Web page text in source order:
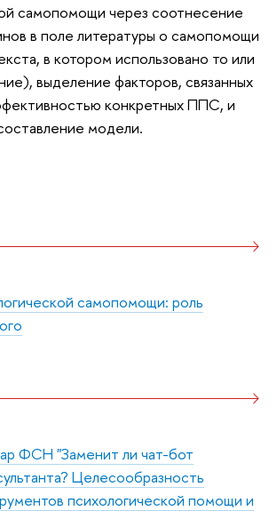
самопомощи через соотнесение
в поле литературы о самопомощи
в котором использовано то или
выделение факторов, связанных
конкретных ППС, и
модели.
самопомощи: роль
ФСН "Заменит ли чат-бот
Целесообразность
психологической помощи и